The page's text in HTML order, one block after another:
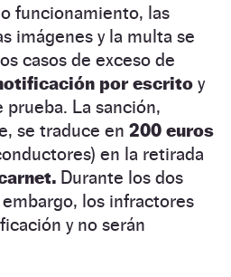
funcionamiento, las
imágenes y la multa se
casos de exceso de
por escrito y
La sanción,
se traduce en 200 euros
en la retirada
Durante los dos
los infractores
y no serán